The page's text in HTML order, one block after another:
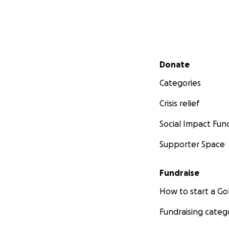
Secondary menu
Donate
Categories
Crisis relief
Social Impact
Supporter Space
Fundraise
How to start a
Fundraising